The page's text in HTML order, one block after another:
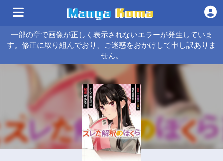
一部の章で画像が正しく表示されないエラーが発生していま
す。修正に取り組んでおり、ご迷惑をおかけして申し訳ありま
せん。